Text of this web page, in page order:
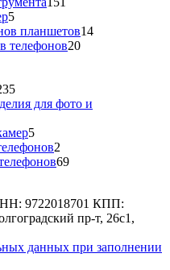
55
товаров
планшетов1414
телефонов2020
235
товаров
для фото и
55
товаров
2
товара
6969
9722018701 КПП:
пр-т, 26с1,
данных при заполнении